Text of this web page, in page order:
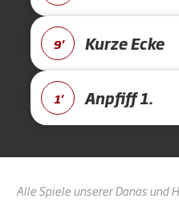
9' Kurze Ecke
1' Anpfiff 1.
Alle Spiele unserer Danas und